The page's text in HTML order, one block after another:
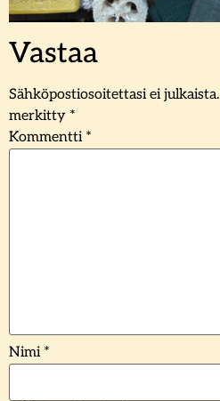
Vastaa
Sähköpostiosoitettasi ei julkaista.
merkitty *
Kommentti *
Nimi *